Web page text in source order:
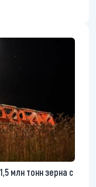
млн тонн зерна с